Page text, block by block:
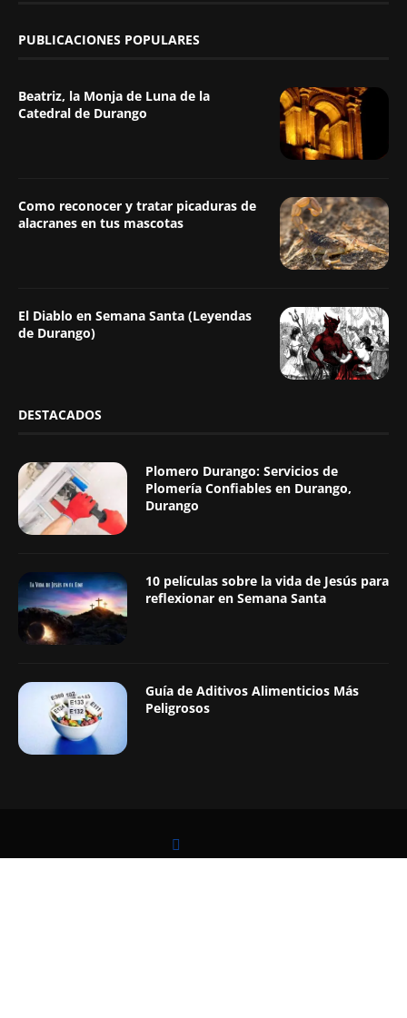
PUBLICACIONES POPULARES
Beatriz, la Monja de Luna de la
Catedral de Durango
Como reconocer y tratar picaduras de
alacranes en tus mascotas
El Diablo en Semana Santa (Leyendas
de Durango)
DESTACADOS
Plomero Durango: Servicios de
Plomería Confiables en Durango,
Durango
10 películas sobre la vida de Jesús para
reflexionar en Semana Santa
Guía de Aditivos Alimenticios Más
Peligrosos